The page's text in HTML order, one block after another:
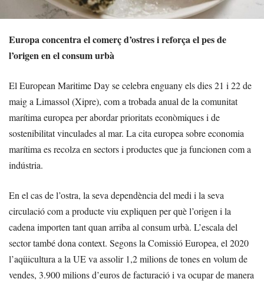
Europa concentra el comerç d’ostres i reforça el pes de
l’origen en el consum urbà
El European Maritime Day se celebra enguany els dies 21 i 22 de
maig a Limassol (Xipre), com a trobada anual de la comunitat
marítima europea per abordar prioritats econòmiques i de
sostenibilitat vinculades al mar. La cita europea sobre economia
marítima es recolza en sectors i productes que ja funcionen com a
indústria.
En el cas de l’ostra, la seva dependència del medi i la seva
circulació com a producte viu expliquen per què l’origen i la
cadena importen tant quan arriba al consum urbà. L’escala del
sector també dona context. Segons la Comissió Europea, el 2020
l’aqüicultura a la UE va assolir 1,2 milions de tones en volum de
vendes, 3.900 milions d’euros de facturació i va ocupar de manera